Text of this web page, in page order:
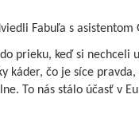
Fabuľa s asistentom
prieku, keď si nechceli
káder, čo je síce
To nás stálo účasť v